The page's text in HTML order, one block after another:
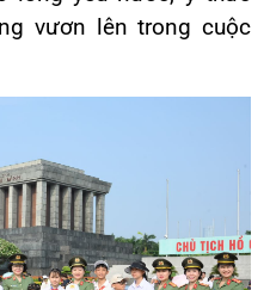
vươn lên trong cuộc